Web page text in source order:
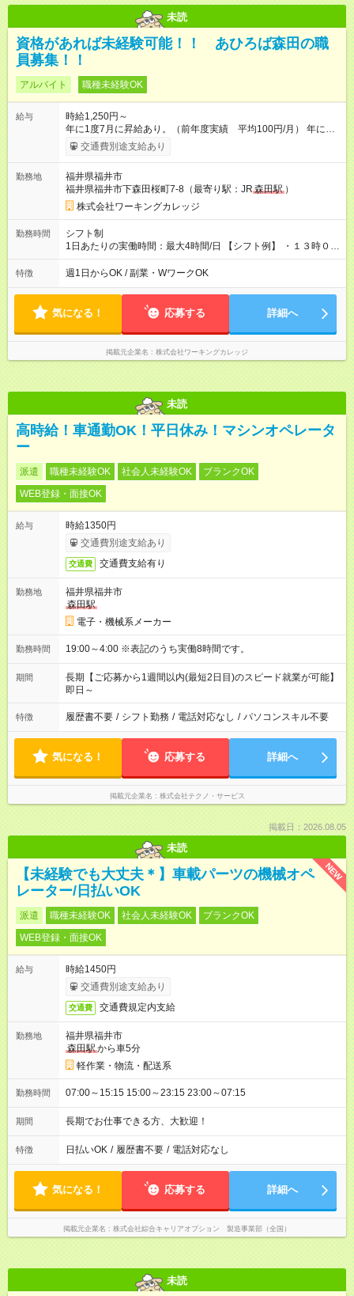
未読
資格があれば未経験可能！！ あひろば森田の職
員募集！！
アルバイト 職種未経験OK
給与
時給1,250円～
年に1度7月に昇給あり。（前年度実績 平均100円/月） 年に2
回賞与あり。 交通費（最大20000円／月） 給与の振り込み日は
月末です。 【試用期間】試用期間あり 試用期間の長さ：3ヶ月
交通費別途支給あり
勤務地
福井県福井市
福井県福井市下森田桜町7-8（最寄り駅：JR 森田駅 ）
株式会社ワーキングカレッジ
勤務時間
シフト制
1日あたりの実働時間：最大4時間/日 【シフト例】 ・１３時００
分～１７時００分 ・１３時３０分～１７時３０分 シフト制：１
日あたりの実労働時間４時間 ◎午前中から勤務希望の方も大歓
る方も働きやすい勤務体制になっております。
特徴 週1日からOK / 副業・WワークOK
気になる！ 応募する 詳細へ
掲載元企業名 株式会社ワーキングカレッジ
未読
高時給！車通勤OK！平日休み！マシンオペレータ
ー
派遣 職種未経験OK 社会人未経験OK
ブランクOK
WEB登録・面接OK
給与
時給1350円
交通費別途支給あり
交通費 交通費支給有り
勤務地
福井県福井市
森田駅
電子・機械系メーカー
勤務時間 19:00～4:00 ※表記のうち実働8時間です。
期間
長期【ご応募から1週間以内(最短2日目)のスピード就業が可能】
即日～
特徴 履歴書不要 / シフト勤務 / 電話対応なし / パソコンスキル不要
気になる！ 応募する 詳細へ
掲載元企業名 株式会社テクノ・サービス
掲載日：2026.08.05
未読
NEW
【未経験でも大丈夫＊】車載パーツの機械オペ
レーター/日払いOK
派遣 職種未経験OK 社会人未経験OK
ブランクOK
WEB登録・面接OK
給与
時給1450円
交通費別途支給あり
交通費 交通費規定内支給
勤務地
福井県福井市
森田駅から車5分
軽作業・物流・配送系
勤務時間 07:00～15:15 15:00～23:15 23:00～07:15
期間 長期でお仕事できる方、大歓迎！
特徴 日払いOK / 履歴書不要 / 電話対応なし
気になる！ 応募する 詳細へ
掲載元企業名 株式会社綜合キャリアオプション 製造事業部（全国）
未読